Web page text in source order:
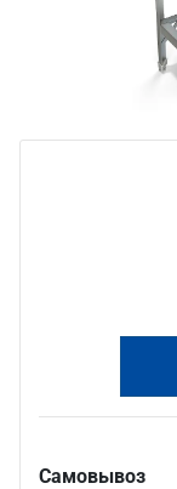
Самовывоз